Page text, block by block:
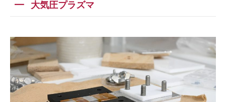
大気圧プラズマ